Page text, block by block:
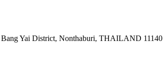
Yai District, Nonthaburi, THAILAND 11140